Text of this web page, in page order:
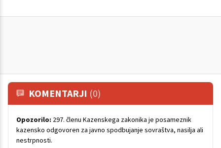
KOMENTARJI (0)
Opozorilo: 297. členu Kazenskega zakonika je posameznik
kazensko odgovoren za javno spodbujanje sovraštva, nasilja ali
nestrpnosti.